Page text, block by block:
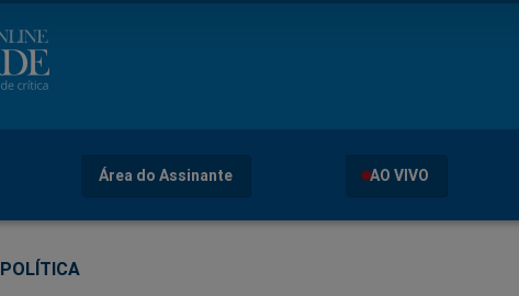
Área do Assinante AO VIVO
POLÍTICA